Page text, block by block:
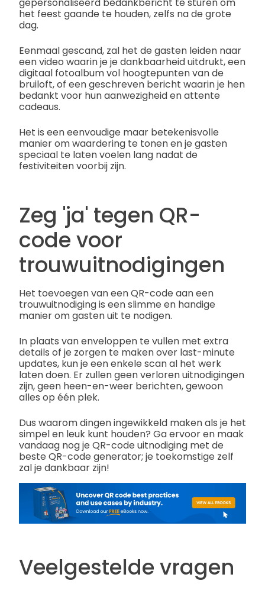
het feest gaande te houden, zelfs na de grote
dag.
Eenmaal gescand, zal het de gasten leiden naar
een video waarin je je dankbaarheid uitdrukt, een
digitaal fotoalbum vol hoogtepunten van de
bruiloft, of een geschreven bericht waarin je hen
bedankt voor hun aanwezigheid en attente
cadeaus.
Het is een eenvoudige maar betekenisvolle
manier om waardering te tonen en je gasten
speciaal te laten voelen lang nadat de
festiviteiten voorbij zijn.
Zeg 'ja' tegen QR-
code voor
trouwuitnodigingen
Het toevoegen van een QR-code aan een
trouwuitnodiging is een slimme en handige
manier om gasten uit te nodigen.
In plaats van enveloppen te vullen met extra
details of je zorgen te maken over last-minute
updates, kun je een enkele scan al het werk
laten doen. Er zullen geen verloren uitnodigingen
zijn, geen heen-en-weer berichten, gewoon
alles op één plek.
Dus waarom dingen ingewikkeld maken als je het
simpel en leuk kunt houden? Ga ervoor en maak
vandaag nog je QR-code uitnodiging met de
beste QR-code generator; je toekomstige zelf
zal je dankbaar zijn!
Veelgestelde vragen